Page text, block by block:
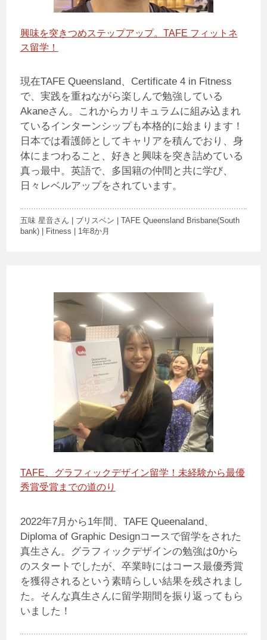
興味を突きつめステップアップ。TAFE フィットネ
ス留学！
現在TAFE Queensland、Certificate 4 in Fitness
で、実践を重ねながら楽しんで勉強している
Akaneさん。これからカリキュラムに組み込まれ
ているインターンシップも本格的に始まります！
日本では看護師としてキャリアを積んでおり、身
体にまつわること、好きと興味を突き詰めている
真っ最中。英語で、多国籍の仲間と共に学び、
日々レベルアップをされています。
五味 星音さん | ブリスベン | TAFE Queensland Brisbane(South
bank) | Fitness | 1年8か月
TAFE、グラフィックデザイン留学！未経験から最優
秀賞受賞までの道のり
2022年7月から1年間、TAFE Queenaland、
Diploma of Graphic Designコースで留学をされた
真生さん。グラフィックデザインの勉強は0から
のスタートでしたが、卒業時にはコース最優秀賞
を獲得されるという素晴らしい結果を残されまし
た。そんな真生さんに留学期間を振り返ってもら
いました！